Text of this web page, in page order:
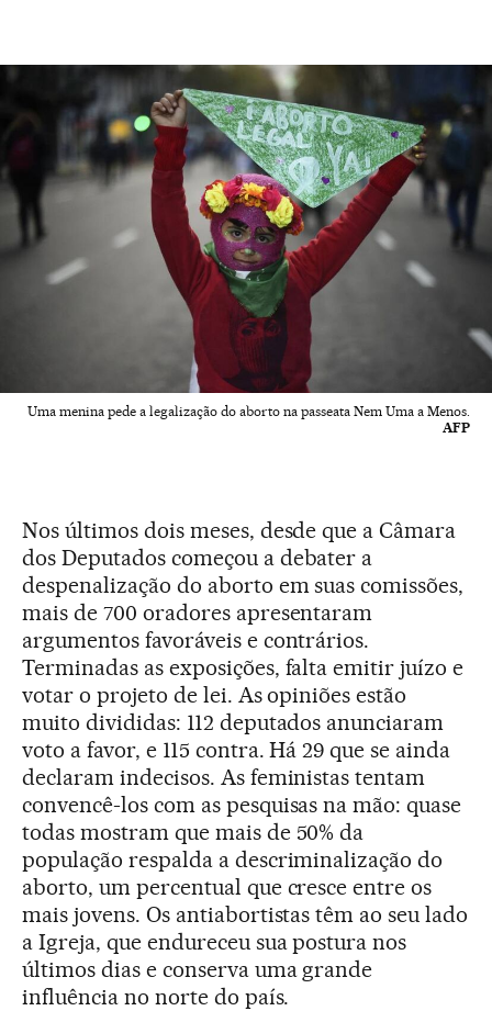
Uma menina pede a legalização do aborto na passeata Nem Uma a Menos.
AFP
Nos últimos dois meses, desde que a Câmara
dos Deputados começou a debater a
despenalização do aborto em suas comissões,
mais de 700 oradores apresentaram
argumentos favoráveis e contrários.
Terminadas as exposições, falta emitir juízo e
votar o projeto de lei. As opiniões estão
muito divididas: 112 deputados anunciaram
voto a favor, e 115 contra. Há 29 que se ainda
declaram indecisos. As feministas tentam
convencê-los com as pesquisas na mão: quase
todas mostram que mais de 50% da
população respalda a descriminalização do
aborto, um percentual que cresce entre os
mais jovens. Os antiabortistas têm ao seu lado
a Igreja, que endureceu sua postura nos
últimos dias e conserva uma grande
influência no norte do país.